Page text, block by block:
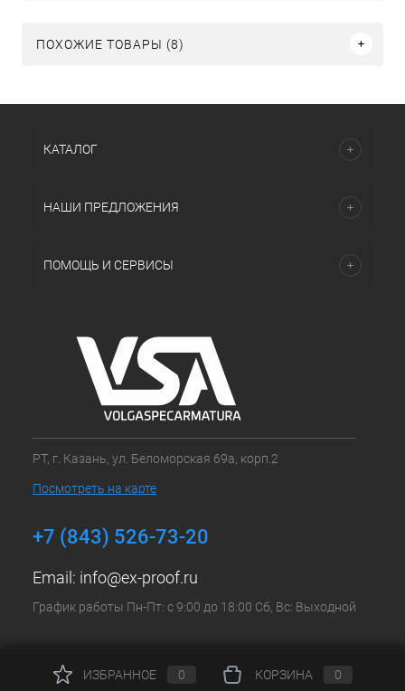
ПОХОЖИЕ ТОВАРЫ (8)
КАТАЛОГ
НАШИ ПРЕДЛОЖЕНИЯ
ПОМОЩЬ И СЕРВИСЫ
РТ, г. Казань, ул. Беломорская 69а, корп.2
Посмотреть на карте
+7 (843) 526-73-20
Email: info@ex-proof.ru
График работы Пн-Пт: с 9:00 до 18:00 Сб, Вс: Выходной
ИЗБРАННОЕ 0 КОРЗИНА 0